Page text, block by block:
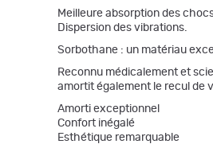
Meilleure absorption des
Dispersion des vibrations.
Sorbothane : un matériau
Reconnu médicalement et
amortit également le recul de
Amorti exceptionnel
Confort inégalé
Esthétique remarquable